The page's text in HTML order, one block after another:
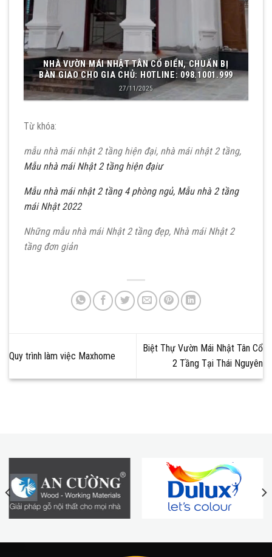
NHÀ VƯỜN MÁI NHẬT TÂN CỔ ĐIỂN, CHUẨN BỊ
BÀN GIAO CHO GIA CHỦ: HOTLINE: 098.1001.999
27/11/2025
Từ khóa:
mẫu nhà mái nhật 2 tầng hiện đại, nhà mái nhật 2 tầng,
Mẫu nhà mái Nhật 2 tầng hiện đạiư
Mẫu nhà mái nhật 2 tầng 4 phòng ngủ, Mẫu nhà 2 tầng
mái Nhật 2022
Những mẫu nhà mái Nhật 2 tầng đẹp, Nhà mái Nhật 2
tầng đơn giản
Quy trình làm việc Maxhome
Biệt Thự Vườn Mái Nhật Tân Cổ
2 Tầng Tại Thái Nguyên